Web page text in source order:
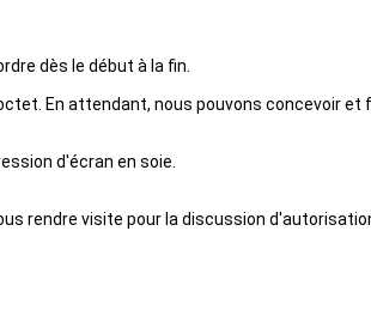
dès le début à la fin.
En attendant, nous pouvons concevoir
d'écran en soie.
rendre visite pour la discussion